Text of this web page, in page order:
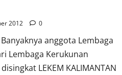
2012 0
Banyaknya anggota Lembaga
Lembaga Kerukunan
LEKEM KALIMANTAN